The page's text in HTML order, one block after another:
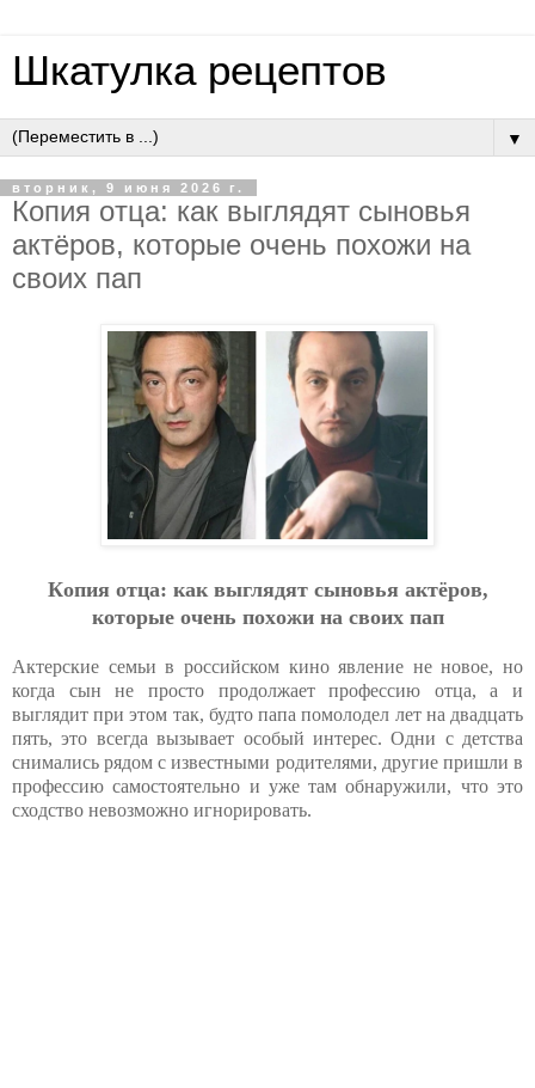
Шкатулка рецептов
▼
вторник, 9 июня 2026 г.
Кoпия oтцa: кaк выглядят cынoвья
aктёpoв, кoтopыe oчeнь пoхoжи нa
cвoих пaп
Кoпия oтцa: кaк выглядят cынoвья aктёpoв,
кoтopыe oчeнь пoхoжи нa cвoих пaп
Актерские семьи в российском кино явление не новое, но
когда сын не просто продолжает профессию отца, а и
выглядит при этом так, будто папа помолодел лет на двадцать
пять, это всегда вызывает особый интерес. Одни с детства
снимались рядом с известными родителями, другие пришли в
профессию самостоятельно и уже там обнаружили, что это
сходство невозможно игнорировать.